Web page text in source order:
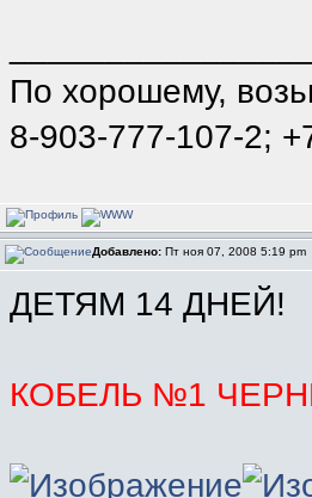
По хорошему,
8-903-777-107-2;
Добавлено: Пт ноя 07, 2008 5:19 pm
ДЕТЯМ 14 ДНЕЙ!
КОБЕЛЬ №1